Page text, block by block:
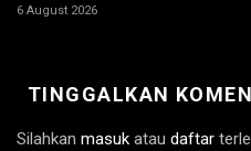
6 August 2026
TINGGALKAN
Silahkan masuk atau daftar